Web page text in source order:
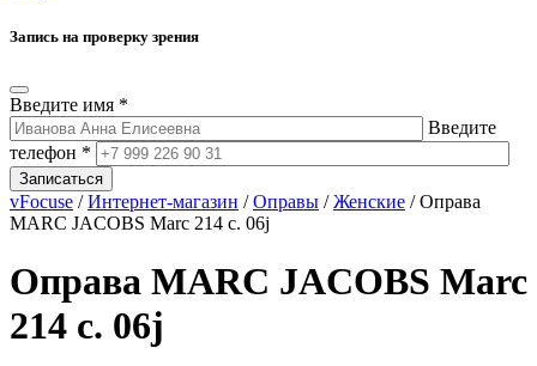
Запись на проверку зрения
Введите имя *
Введите
телефон *
Записаться
vFocuse /Интернет-магазин /Оправы /Женские / Оправа
MARC JACOBS Marc 214 c. 06j
Оправа MARC JACOBS Marc
214 c. 06j